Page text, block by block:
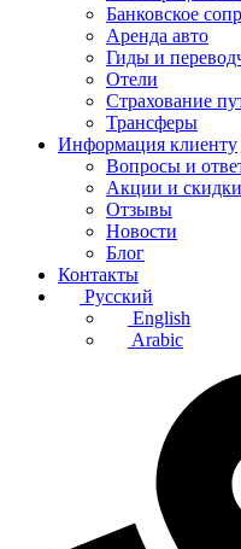
Банковское
Аренда авто
Гиды и
Отели
Страхование
Трансферы
Информация клиенту
Вопросы и
Акции и скидки
Отзывы
Новости
Блог
Контакты
Русский
English
Arabic